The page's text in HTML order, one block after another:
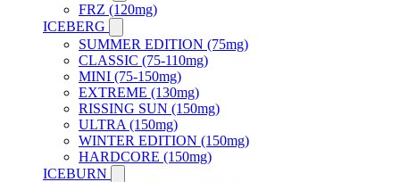
FRZ (120mg)
ICEBERG
SUMMER EDITION (75mg)
CLASSIC (75-110mg)
MINI (75-150mg)
EXTREME (130mg)
RISSING SUN (150mg)
ULTRA (150mg)
WINTER EDITION (150mg)
HARDCORE (150mg)
ICEBURN